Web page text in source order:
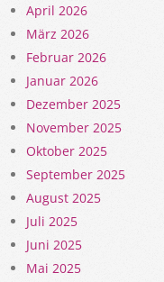
April 2026
März 2026
Februar 2026
Januar 2026
Dezember 2025
November 2025
Oktober 2025
September 2025
August 2025
Juli 2025
Juni 2025
Mai 2025